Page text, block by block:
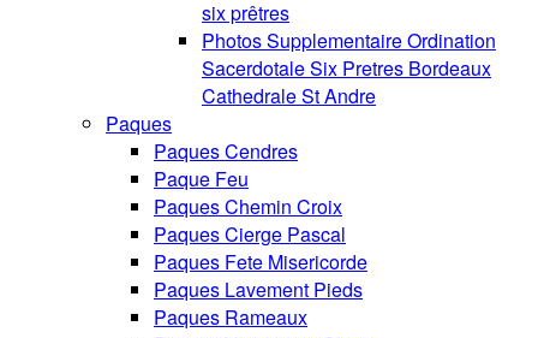
six prêtres
Photos Supplementaire Ordination
Sacerdotale Six Pretres Bordeaux
Cathedrale St Andre
Paques
Paques Cendres
Paque Feu
Paques Chemin Croix
Paques Cierge Pascal
Paques Fete Misericorde
Paques Lavement Pieds
Paques Rameaux